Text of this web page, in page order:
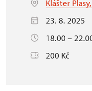
Klášter
23. 8. 2025
18.00 –
200 Kč